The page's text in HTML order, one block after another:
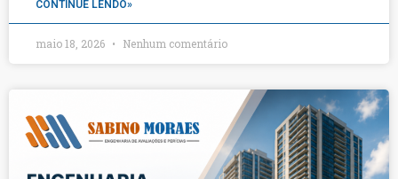
CONTINUE LENDO»
maio 18, 2026 Nenhum comentário